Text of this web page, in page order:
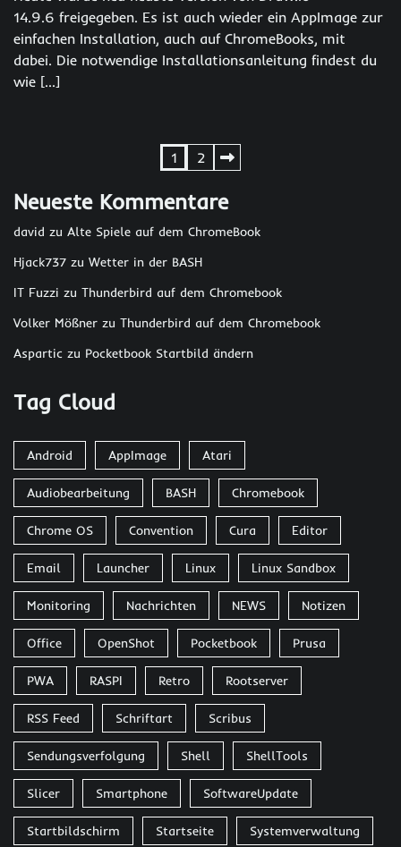
14.9.6 freigegeben. Es ist auch wieder ein AppImage zur
einfachen Installation, auch auf ChromeBooks, mit
dabei. Die notwendige Installationsanleitung findest du
wie […]
Seitennummerierung
der
Beiträge
1 2
Neueste Kommentare
david zu Alte Spiele auf dem ChromeBook
Hjack737 zu Wetter in der BASH
IT Fuzzi zu Thunderbird auf dem Chromebook
Volker Mößner zu Thunderbird auf dem Chromebook
Aspartic zu Pocketbook Startbild ändern
Tag Cloud
Android AppImage Atari
Audiobearbeitung BASH Chromebook
Chrome OS Convention Cura Editor
Email Launcher Linux Linux Sandbox
Monitoring Nachrichten NEWS Notizen
Office OpenShot Pocketbook Prusa
PWA RASPI Retro Rootserver
RSS Feed Schriftart Scribus
Sendungsverfolgung Shell ShellTools
Slicer Smartphone SoftwareUpdate
Startbildschirm Startseite Systemverwaltung